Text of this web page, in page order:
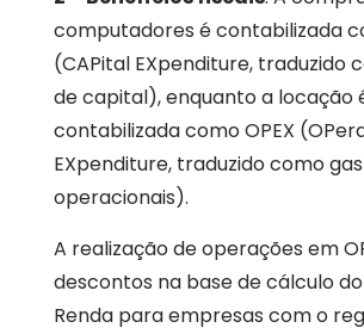
computadores é contabilizada
(CAPital EXpenditure, traduzido
de capital), enquanto a locação
contabilizada como OPEX
EXpenditure, traduzido como
operacionais).
A realização de operações em
descontos na base de cálculo
Renda para empresas com o